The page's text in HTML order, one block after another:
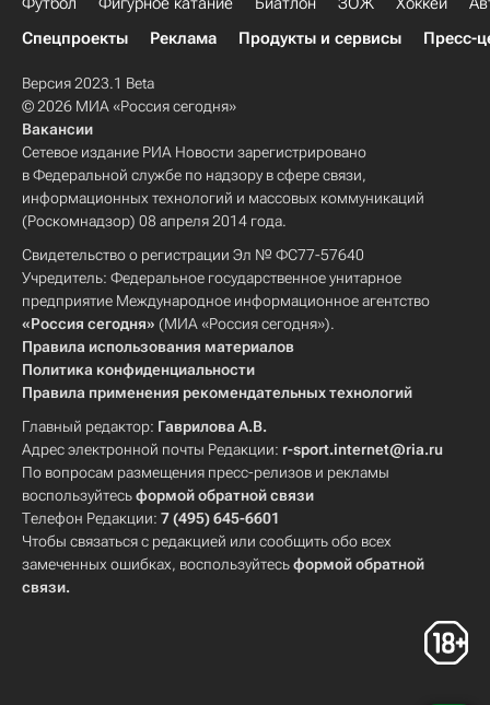
Спецпроекты
Реклама Продукты и сервисы Пресс-
Версия 2023.1 Beta
© 2026 МИА «Россия сегодня»
Вакансии
Сетевое издание РИА Новости зарегистрировано
в Федеральной службе по надзору в сфере связи,
информационных технологий и массовых коммуникаций
(Роскомнадзор) 08 апреля 2014 года.
Свидетельство о регистрации Эл № ФС77-57640
Учредитель: Федеральное государственное унитарное
предприятие Международное информационное агентство
«Россия сегодня» (МИА «Россия сегодня»).
Правила использования материалов
Политика конфиденциальности
Правила применения рекомендательных технологий
Главный редактор: Гаврилова А.В.
Адрес электронной почты Редакции: r-sport.internet@ria.ru
По вопросам размещения пресс-релизов и рекламы
воспользуйтесьформой обратной связи
Телефон Редакции: 7 (495) 645-6601
Чтобы связаться с редакцией или сообщить обо всех
замеченных ошибках, воспользуйтесьформой обратной
связи.